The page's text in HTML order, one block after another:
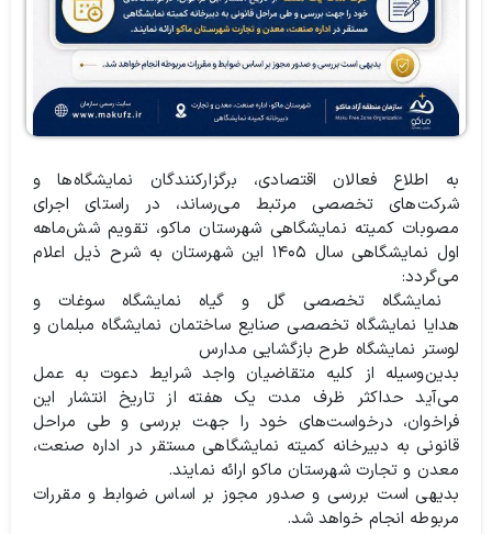
به اطلاع فعالان اقتصادی، برگزارکنندگان نمایشگاه‌ها و
شرکت‌های تخصصی مرتبط می‌رساند، در راستای اجرای
مصوبات کمیته نمایشگاهی شهرستان ماکو، تقویم شش‌ماهه
اول نمایشگاهی سال ۱۴۰۵ این شهرستان به شرح ذیل اعلام
می‌گردد:
نمایشگاه تخصصی گل و گیاهنمایشگاه سوغات و
هدایا نمایشگاه تخصصی صنایع ساختمان نمایشگاه مبلمان و
لوستر نمایشگاه طرح بازگشایی مدارس
بدین‌وسیله از کلیه متقاضیان واجد شرایط دعوت به عمل
می‌آید حداکثر ظرف مدت یک هفته از تاریخ انتشار این
فراخوان، درخواست‌های خود را جهت بررسی و طی مراحل
قانونی به دبیرخانه کمیته نمایشگاهی مستقر در اداره صنعت،
معدن و تجارت شهرستان ماکو ارائه نمایند.
بدیهی است بررسی و صدور مجوز بر اساس ضوابط و مقررات
مربوطه انجام خواهد شد.